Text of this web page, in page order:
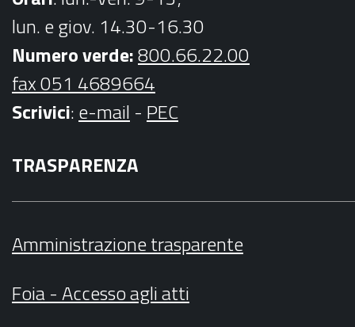
lun. e giov. 14.30-16.30
Numero verde:800.66.22.00
fax 051 4689664
Scrivici:e-mail - PEC
TRASPARENZA
Amministrazione trasparente
Foia - Accesso agli atti